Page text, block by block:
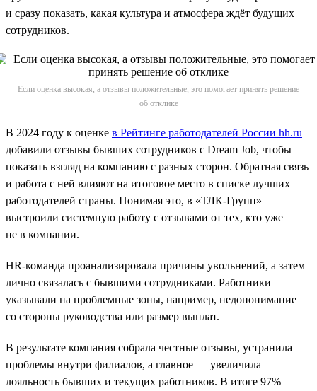
и сразу показать, какая культура и атмосфера ждёт будущих
сотрудников.
Если оценка высокая, а отзывы положительные, это помогает принять решение
об отклике
В 2024 году к оценке в Рейтинге работодателей России hh.ru
добавили отзывы бывших сотрудников с Dream Job, чтобы
показать взгляд на компанию с разных сторон. Обратная связь
и работа с ней влияют на итоговое место в списке лучших
работодателей страны. Понимая это, в «ТЛК-Групп»
выстроили системную работу с отзывами от тех, кто уже
не в компании.
HR-команда проанализировала причины увольнений, а затем
лично связалась с бывшими сотрудниками. Работники
указывали на проблемные зоны, например, недопонимание
со стороны руководства или размер выплат.
В результате компания собрала честные отзывы, устранила
проблемы внутри филиалов, а главное — увеличила
лояльность бывших и текущих работников. В итоге 97%